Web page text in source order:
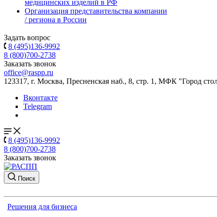
медицинских изделий в РФ
Организация представительства компании
/ региона в России
Задать вопрос
8 (495)136-9992
8 (800)700-2738
Заказать звонок
office@raspp.ru
123317, г. Москва, Пресненская наб., 8, стр. 1, МФК "Город
Вконтакте
Telegram
8 (495)136-9992
8 (800)700-2738
Заказать звонок
Поиск
Решения для бизнеса